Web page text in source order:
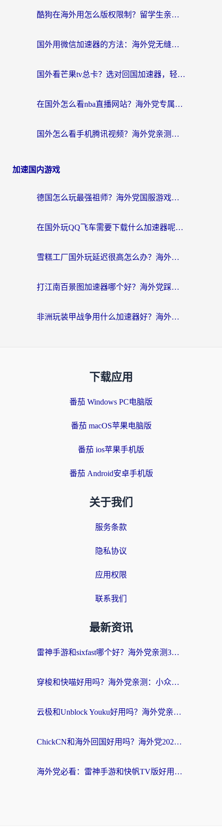
酷狗在海外用怎么版权限制？留学生亲测：3步解决听国内音乐难题
国外用微信加速器的方法：海外党无缝连接国内生活的实用指南
国外看芒果tv总卡？选对回国加速器，轻松追《浪姐》不费劲
在国外怎么看nba直播网站？海外党专属体育观赛指南，告别地区限制！
国外怎么看手机腾讯视频？海外党亲测有效的追剧加速器选择指南
加速国内游戏
德国怎么玩最强祖师？海外党国服游戏加速器选择全攻略（附宝可梦Online实测）
在国外玩QQ飞车需要下载什么加速器呢？海外党亲测有效的国服游戏加速指南
雪糕工厂国外玩延迟很高怎么办？海外玩家国服游戏加速终极攻略（附实测推荐）
打江南百景图加速器哪个好？海外党踩坑N次后，终于找到不卡的秘诀
非洲玩装甲战争用什么加速器好？海外党亲测有效的国服游戏加速方案
下载应用
番茄 Windows PC电脑版
番茄 macOS苹果电脑版
番茄 ios苹果手机版
番茄 Android安卓手机版
关于我们
服务条款
隐私协议
应用权限
联系我们
最新资讯
雷神手游和sixfast哪个好？海外党亲测3款回国加速器，教你选对不踩坑
穿梭和快喵好用吗？海外党亲测：小众加速器对比+番茄加速器深度体验
云极和Unblock Youku好用吗？海外党亲测+2026回国加速器避坑指南
ChickCN和海外回国好用吗？海外党2026亲测：从手游到影音，选对加速器的3个关键
海外党必看：雷神手游和快帆TV版好用吗？3步选对回国加速器不踩坑